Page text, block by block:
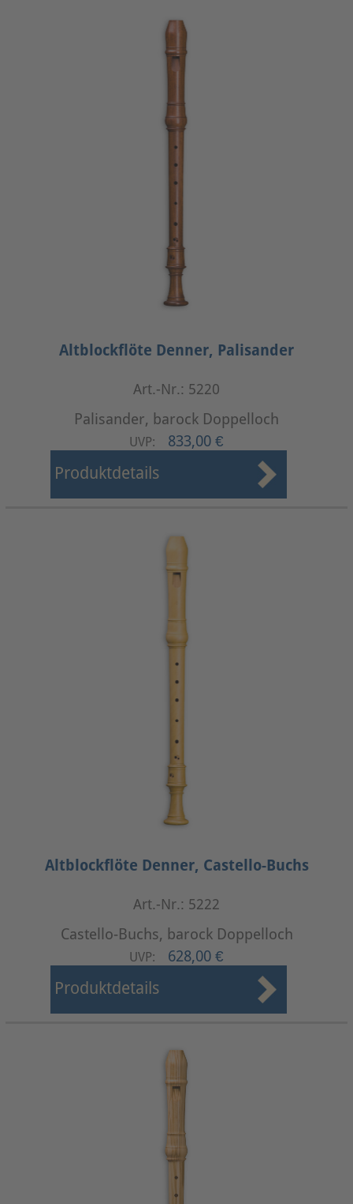
Altblockflöte Denner, Palisander
Art.-Nr.: 5220
Palisander, barock Doppelloch
UVP: 833,00 €
Produktdetails
Altblockflöte Denner, Castello-Buchs
Art.-Nr.: 5222
Castello-Buchs, barock Doppelloch
UVP: 628,00 €
Produktdetails